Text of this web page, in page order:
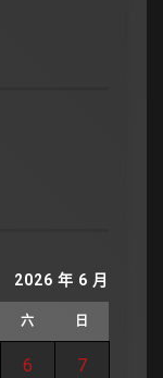
2026 年 6 月
六 日
6 7